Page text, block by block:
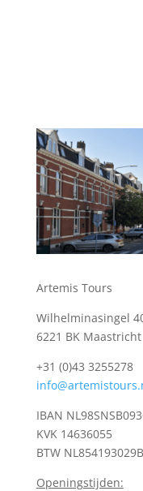
Artemis Tours
Wilhelminasingel
6221 BK Maastricht
+31 (0)43 3255278
IBAN
KVK 14636055
BTW
Openingstijden: